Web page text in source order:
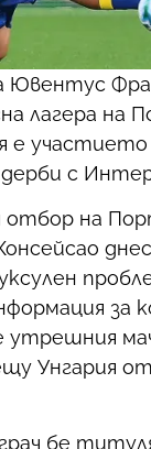
Ювентус
лагера на
е участието
с Интер
на
за
утрешния
Унгария
бе